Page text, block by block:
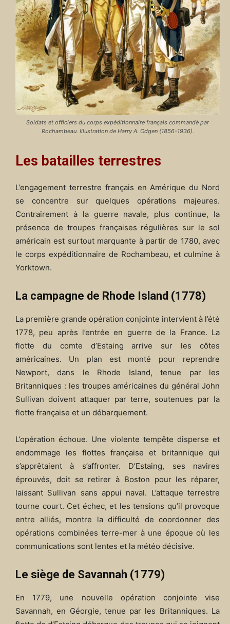
Soldats et officiers du corps expéditionnaire français commandé par
Rochambeau. Illustration de Harry A. Odgen (1856-1936).
Les batailles terrestres
L’engagement terrestre français en Amérique du Nord
se concentre sur quelques opérations majeures.
Contrairement à la guerre navale, plus continue, la
présence de troupes françaises régulières sur le sol
américain est surtout marquante à partir de 1780, avec
le corps expéditionnaire de Rochambeau, et culmine à
Yorktown.
La campagne de Rhode Island (1778)
La première grande opération conjointe intervient à l’été
1778, peu après l’entrée en guerre de la France. La
flotte du comte d’Estaing arrive sur les côtes
américaines. Un plan est monté pour reprendre
Newport, dans le Rhode Island, tenue par les
Britanniques : les troupes américaines du général John
Sullivan doivent attaquer par terre, soutenues par la
flotte française et un débarquement.
L’opération échoue. Une violente tempête disperse et
endommage les flottes française et britannique qui
s’apprêtaient à s’affronter. D’Estaing, ses navires
éprouvés, doit se retirer à Boston pour les réparer,
laissant Sullivan sans appui naval. L’attaque terrestre
tourne court. Cet échec, et les tensions qu’il provoque
entre alliés, montre la difficulté de coordonner des
opérations combinées terre-mer à une époque où les
communications sont lentes et la météo décisive.
Le siège de Savannah (1779)
En 1779, une nouvelle opération conjointe vise
Savannah, en Géorgie, tenue par les Britanniques. La